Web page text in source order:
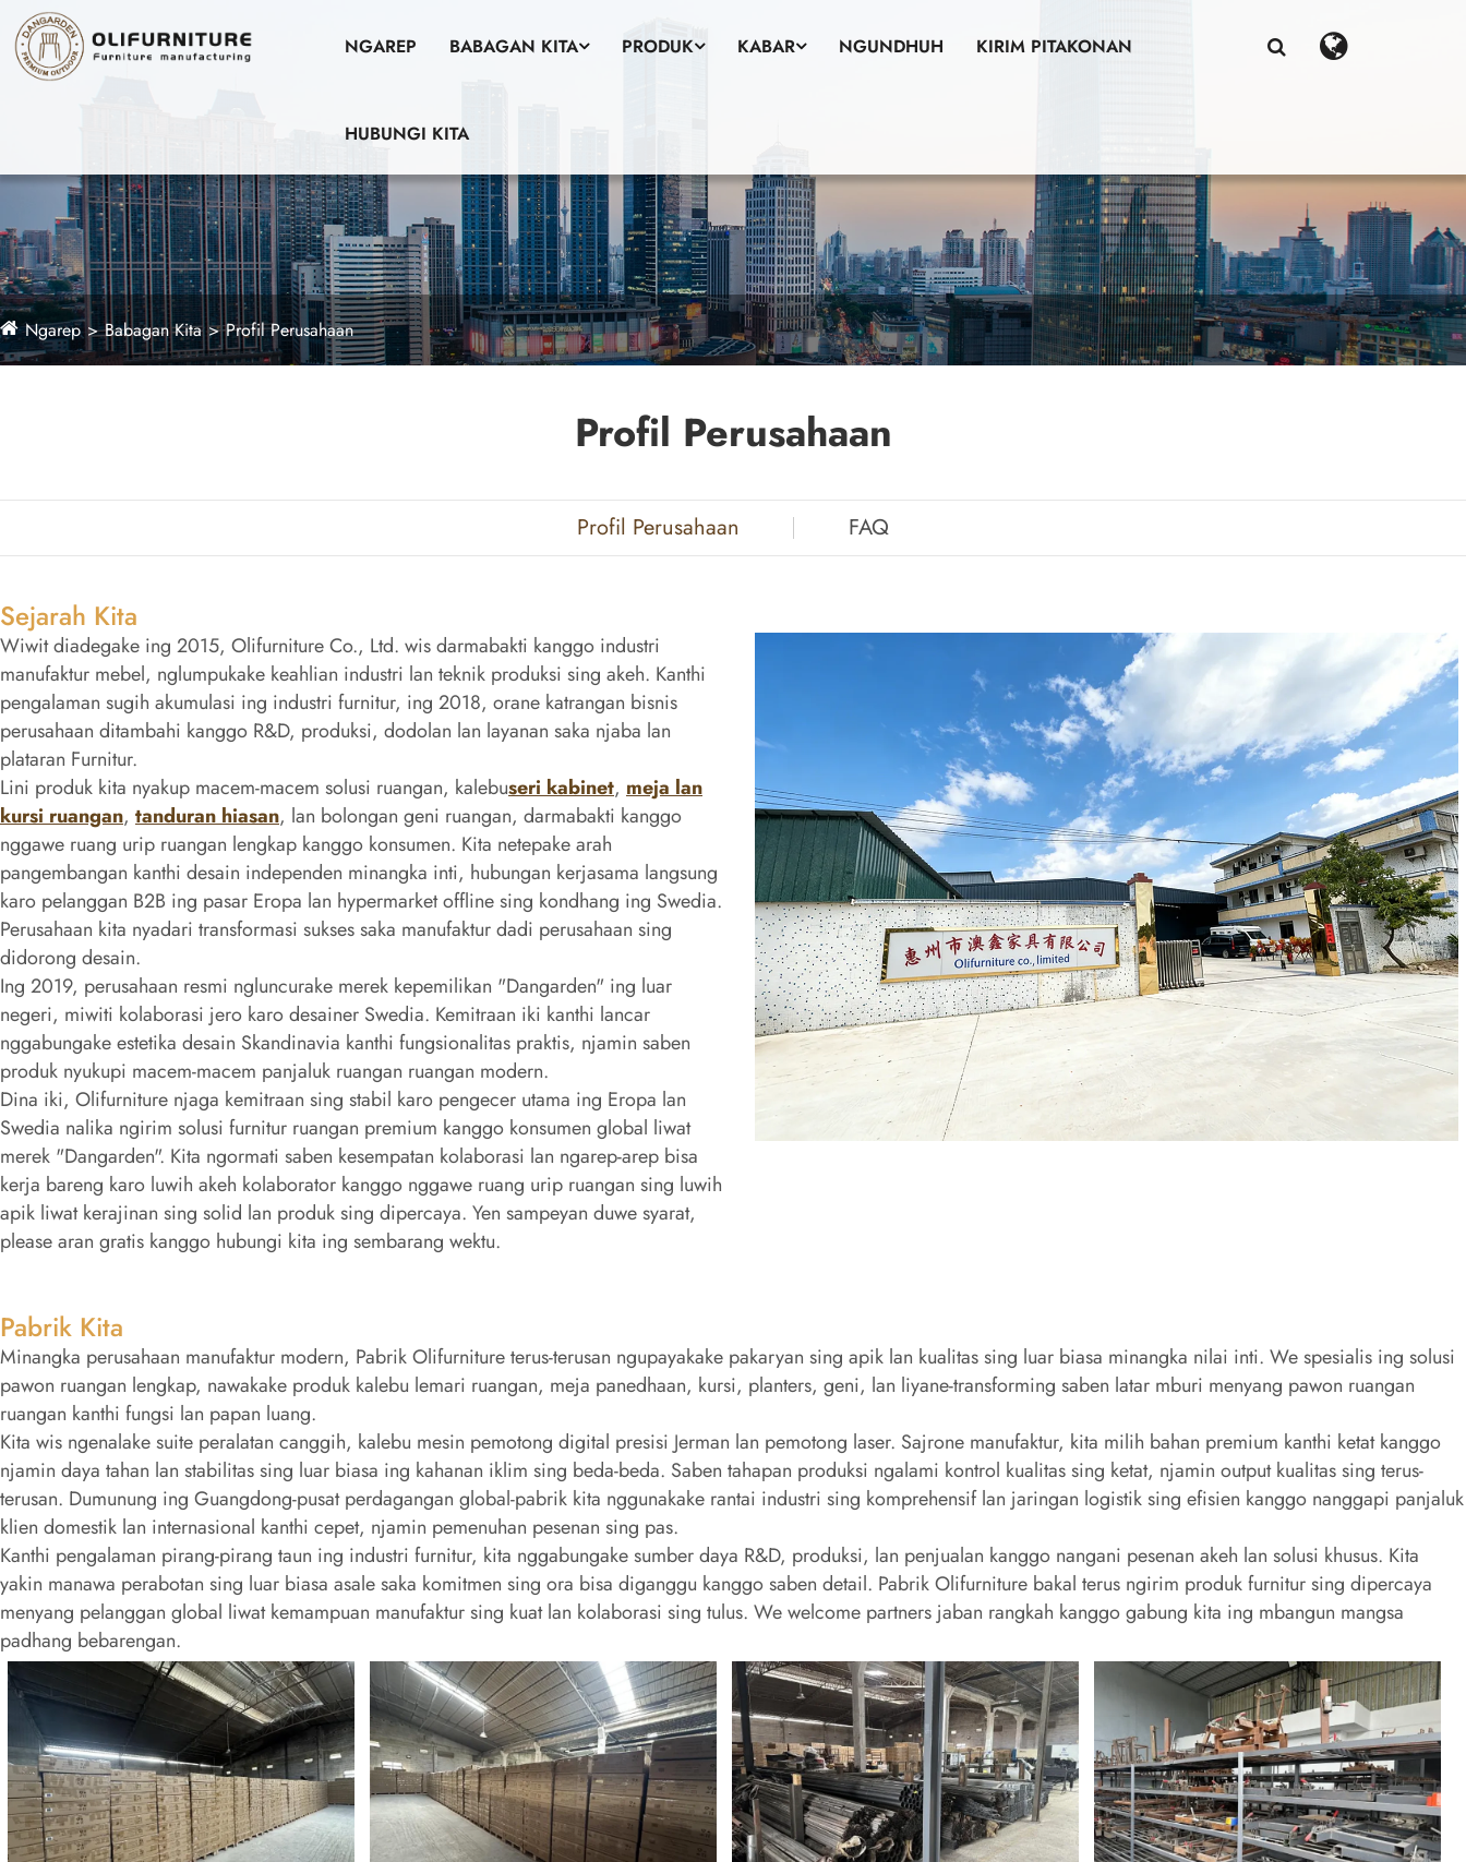
NGAREP BABAGAN KITA PRODUK KABAR NGUNDHUH KIRIM PITAKONAN
HUBUNGI KITA
Ngarep Babagan Kita Profil Perusahaan
Profil Perusahaan
Profil Perusahaan FAQ
Sejarah Kita
Wiwit diadegake ing 2015, Olifurniture Co., Ltd. wis darmabakti kanggo industri
manufaktur mebel, nglumpukake keahlian industri lan teknik produksi sing akeh. Kanthi
pengalaman sugih akumulasi ing industri furnitur, ing 2018, orane katrangan bisnis
perusahaan ditambahi kanggo R&D, produksi, dodolan lan layanan saka njaba lan
plataran Furnitur.
Lini produk kita nyakup macem-macem solusi ruangan, kalebuseri kabinet, meja lan
kursi ruangan, tanduran hiasan, lan bolongan geni ruangan, darmabakti kanggo
nggawe ruang urip ruangan lengkap kanggo konsumen. Kita netepake arah
pangembangan kanthi desain independen minangka inti, hubungan kerjasama langsung
karo pelanggan B2B ing pasar Eropa lan hypermarket offline sing kondhang ing Swedia.
Perusahaan kita nyadari transformasi sukses saka manufaktur dadi perusahaan sing
didorong desain.
Ing 2019, perusahaan resmi ngluncurake merek kepemilikan "Dangarden" ing luar
negeri, miwiti kolaborasi jero karo desainer Swedia. Kemitraan iki kanthi lancar
nggabungake estetika desain Skandinavia kanthi fungsionalitas praktis, njamin saben
produk nyukupi macem-macem panjaluk ruangan ruangan modern.
Dina iki, Olifurniture njaga kemitraan sing stabil karo pengecer utama ing Eropa lan
Swedia nalika ngirim solusi furnitur ruangan premium kanggo konsumen global liwat
merek "Dangarden". Kita ngormati saben kesempatan kolaborasi lan ngarep-arep bisa
kerja bareng karo luwih akeh kolaborator kanggo nggawe ruang urip ruangan sing luwih
apik liwat kerajinan sing solid lan produk sing dipercaya. Yen sampeyan duwe syarat,
please aran gratis kanggo hubungi kita ing sembarang wektu.
Pabrik Kita
Minangka perusahaan manufaktur modern, Pabrik Olifurniture terus-terusan ngupayakake pakaryan sing apik lan kualitas sing luar biasa minangka nilai inti. We spesialis ing solusi
pawon ruangan lengkap, nawakake produk kalebu lemari ruangan, meja panedhaan, kursi, planters, geni, lan liyane-transforming saben latar mburi menyang pawon ruangan
ruangan kanthi fungsi lan papan luang.
Kita wis ngenalake suite peralatan canggih, kalebu mesin pemotong digital presisi Jerman lan pemotong laser. Sajrone manufaktur, kita milih bahan premium kanthi ketat kanggo
njamin daya tahan lan stabilitas sing luar biasa ing kahanan iklim sing beda-beda. Saben tahapan produksi ngalami kontrol kualitas sing ketat, njamin output kualitas sing terus-
terusan. Dumunung ing Guangdong-pusat perdagangan global-pabrik kita nggunakake rantai industri sing komprehensif lan jaringan logistik sing efisien kanggo nanggapi panjaluk
klien domestik lan internasional kanthi cepet, njamin pemenuhan pesenan sing pas.
Kanthi pengalaman pirang-pirang taun ing industri furnitur, kita nggabungake sumber daya R&D, produksi, lan penjualan kanggo nangani pesenan akeh lan solusi khusus. Kita
yakin manawa perabotan sing luar biasa asale saka komitmen sing ora bisa diganggu kanggo saben detail. Pabrik Olifurniture bakal terus ngirim produk furnitur sing dipercaya
menyang pelanggan global liwat kemampuan manufaktur sing kuat lan kolaborasi sing tulus. We welcome partners jaban rangkah kanggo gabung kita ing mbangun mangsa
padhang bebarengan.